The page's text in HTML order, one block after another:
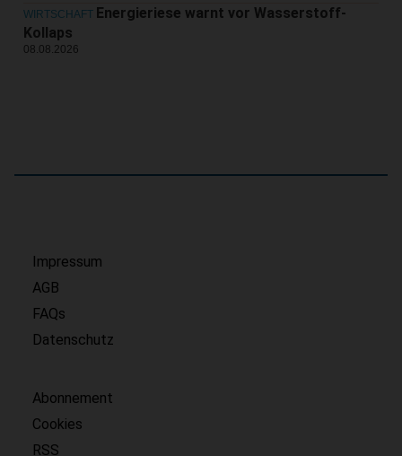
WIRTSCHAFT Energieriese warnt vor Wasserstoff-
Kollaps
08.08.2026
Impressum
AGB
FAQs
Datenschutz
Abonnement
Cookies
RSS